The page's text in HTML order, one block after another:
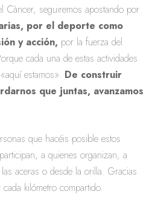
Càncer, seguiremos apostando por
por el deporte como
y acción, por la fuerza del
cada una de estas actividades
estamos». De construir
que juntas, avanzamos
que hacéis posible estos
a quienes organizan, a
aceras o desde la orilla. Gracias
kilómetro compartido.